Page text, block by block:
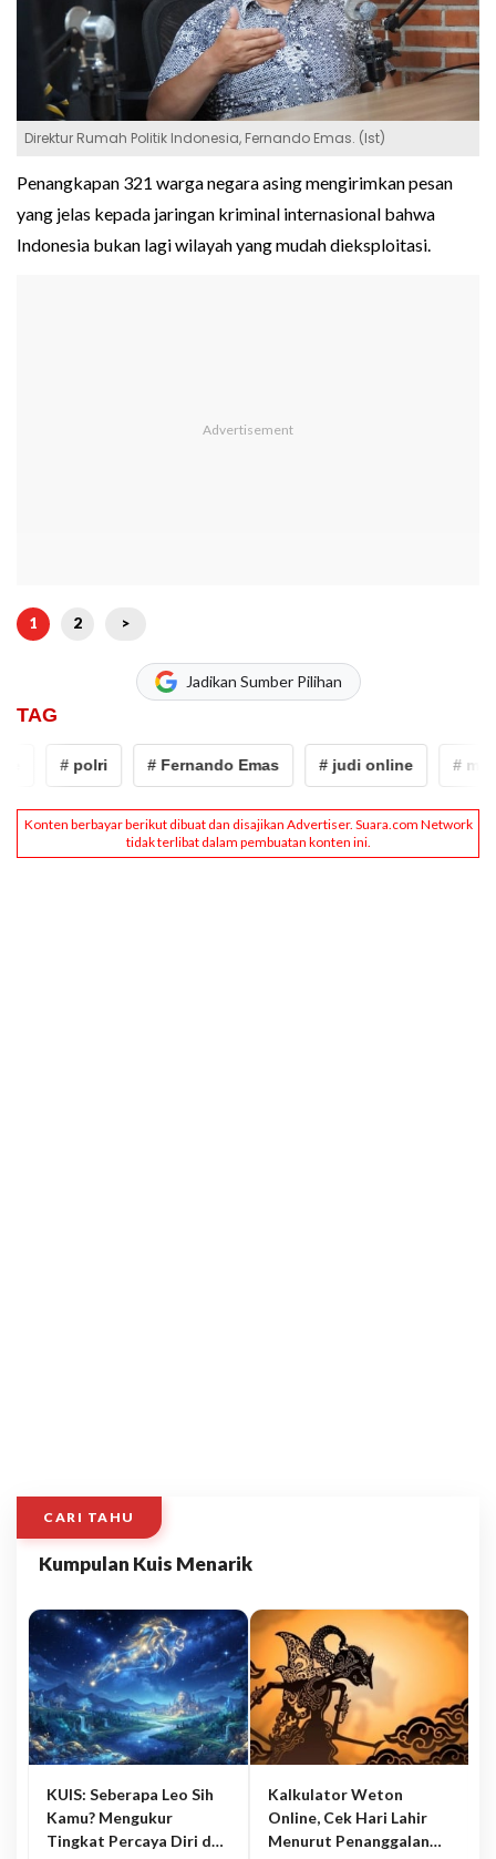
Direktur Rumah Politik Indonesia, Fernando Emas. (Ist)
Penangkapan 321 warga negara asing mengirimkan pesan
yang jelas kepada jaringan kriminal internasional bahwa
Indonesia bukan lagi wilayah yang mudah dieksploitasi.
1 2 >
Jadikan Sumber Pilihan
TAG
# polri # Fernando Emas # judi online # mafia
CARI TAHU
Kumpulan Kuis Menarik
KUIS: Seberapa Leo Sih
Kamu? Mengukur
Tingkat Percaya Diri dan
Kalkulator Weton
Online, Cek Hari Lahir
Menurut Penanggalan